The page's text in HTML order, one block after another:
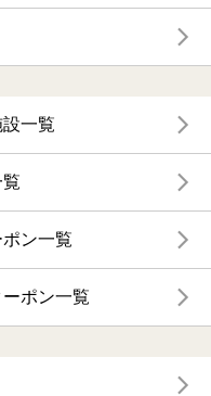
一覧
ン一覧
ポン一覧